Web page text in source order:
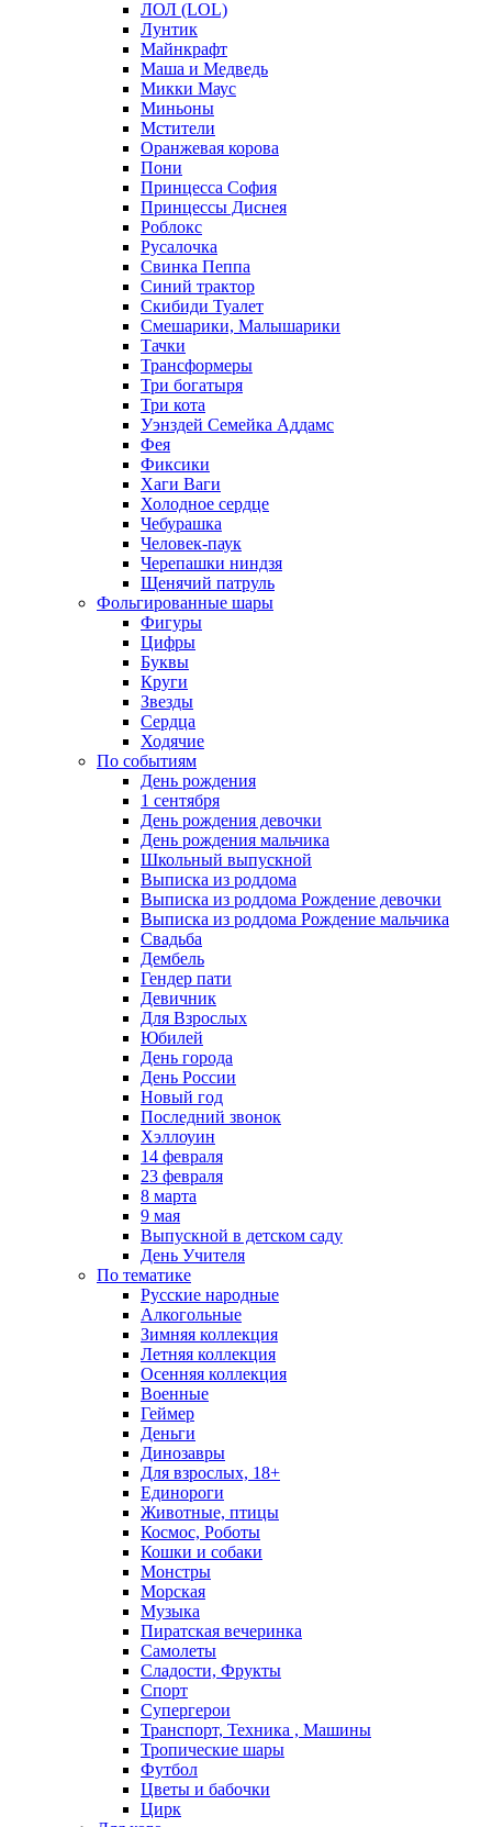
ЛОЛ (LOL)
Лунтик
Майнкрафт
Маша и Медведь
Микки Маус
Миньоны
Мстители
Оранжевая корова
Пони
Принцесса София
Принцессы Диснея
Роблокс
Русалочка
Свинка Пеппа
Синий трактор
Скибиди Туалет
Смешарики, Малышарики
Тачки
Трансформеры
Три богатыря
Три кота
Уэнздей Семейка Аддамс
Фея
Фиксики
Хаги Ваги
Холодное сердце
Чебурашка
Человек-паук
Черепашки ниндзя
Щенячий патруль
Фольгированные шары
Фигуры
Цифры
Буквы
Круги
Звезды
Сердца
Ходячие
По событиям
День рождения
1 сентября
День рождения девочки
День рождения мальчика
Школьный выпускной
Выписка из роддома
Выписка из роддома Рождение девочки
Выписка из роддома Рождение мальчика
Свадьба
Дембель
Гендер пати
Девичник
Для Взрослых
Юбилей
День города
День России
Новый год
Последний звонок
Хэллоуин
14 февраля
23 февраля
8 марта
9 мая
Выпускной в детском саду
День Учителя
По тематике
Русские народные
Алкогольные
Зимняя коллекция
Летняя коллекция
Осенняя коллекция
Военные
Геймер
Деньги
Динозавры
Для взрослых, 18+
Единороги
Животные, птицы
Космос, Роботы
Кошки и собаки
Монстры
Морская
Музыка
Пиратская вечеринка
Самолеты
Сладости, Фрукты
Спорт
Супергерои
Транспорт, Техника , Машины
Тропические шары
Футбол
Цветы и бабочки
Цирк